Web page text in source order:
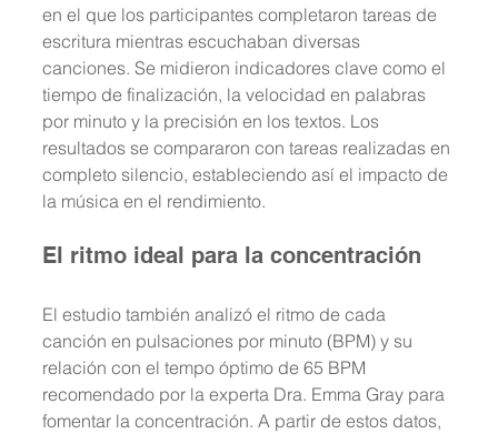
en el que los participantes completaron tareas de
escritura mientras escuchaban diversas
canciones. Se midieron indicadores clave como el
tiempo de finalización, la velocidad en palabras
por minuto y la precisión en los textos. Los
resultados se compararon con tareas realizadas en
completo silencio, estableciendo así el impacto de
la música en el rendimiento.
El ritmo ideal para la concentración
El estudio también analizó el ritmo de cada
canción en pulsaciones por minuto (BPM) y su
relación con el tempo óptimo de 65 BPM
recomendado por la experta Dra. Emma Gray para
fomentar la concentración. A partir de estos datos,